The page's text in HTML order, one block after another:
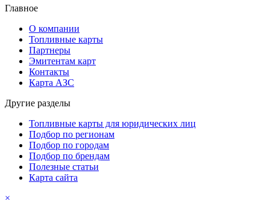
Главное
О компании
Топливные карты
Партнеры
Эмитентам карт
Контакты
Карта АЗС
Другие разделы
Топливные карты для юридических лиц
Подбор по регионам
Подбор по городам
Подбор по брендам
Полезные статьи
Карта сайта